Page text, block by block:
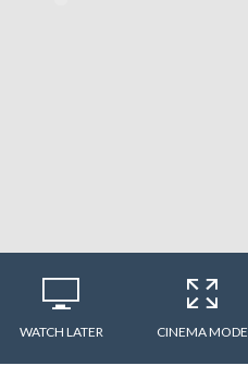
WATCH LATER CINEMA MODE